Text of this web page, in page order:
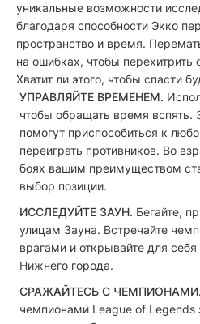
уникальные возможности
благодаря способности Экко
пространство и время.
на ошибках, чтобы перехитрить
Хватит ли этого, чтобы спасти
УПРАВЛЯЙТЕ ВРЕМЕНЕМ.
чтобы обращать время вспять.
помогут приспособиться к
переиграть противников. Во
боях вашим преимуществом
выбор позиции.
ИССЛЕДУЙТЕ ЗАУН. Бегайте,
улицам Зауна. Встречайте
врагами и открывайте для
Нижнего города.
СРАЖАЙТЕСЬ С ЧЕМПИОНАМИ.
чемпионами League of Legends